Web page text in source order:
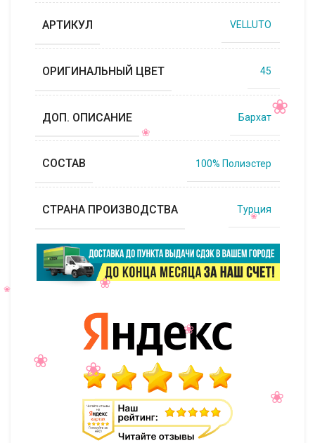
АРТИКУЛ VELLUTO
ОРИГИНАЛЬНЫЙ ЦВЕТ 45
ДОП. ОПИСАНИЕ Бархат
СОСТАВ 100% Полиэстер
СТРАНА ПРОИЗВОДСТВА Турция